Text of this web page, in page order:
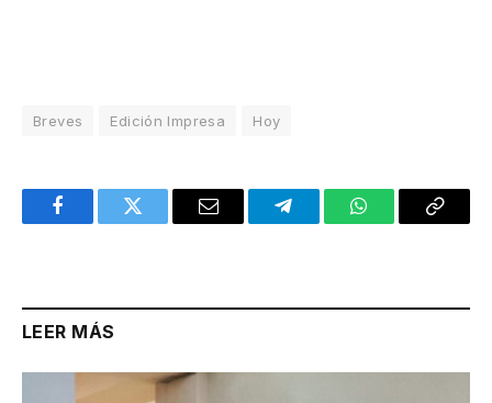
Breves Edición Impresa Hoy
FacebookTwitter Email TelegramWhatsAppCopy
LEER MÁS